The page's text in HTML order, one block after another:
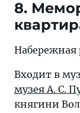
8.
Набережная
Входит в
музея А. С.
княгини